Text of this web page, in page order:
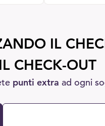
IL
CHECK-OUT
punti extra ad ogni